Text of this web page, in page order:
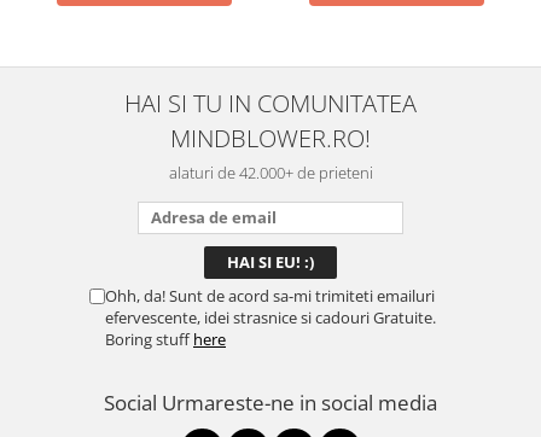
HAI SI TU IN COMUNITATEA
MINDBLOWER.RO!
alaturi de 42.000+ de prieteni
Ohh, da! Sunt de acord sa-mi trimiteti emailuri
efervescente, idei strasnice si cadouri Gratuite.
Boring stuffhere
Social Urmareste-ne in social media